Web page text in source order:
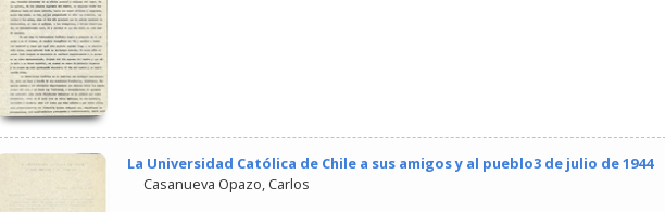
La Universidad Católica de Chile a sus amigos y al pueblo3 de julio de 1944
Casanueva Opazo, Carlos